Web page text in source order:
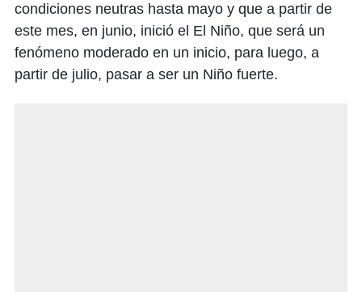
condiciones neutras hasta mayo y que a partir de
este mes, en junio, inició el El Niño, que será un
fenómeno moderado en un inicio, para luego, a
partir de julio, pasar a ser un Niño fuerte.